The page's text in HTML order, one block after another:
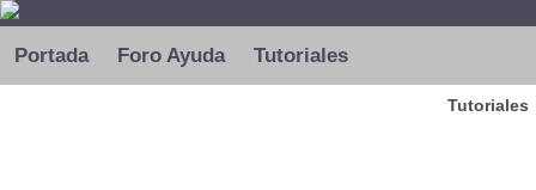
Portada Foro Ayuda Tutoriales
Tutoriales